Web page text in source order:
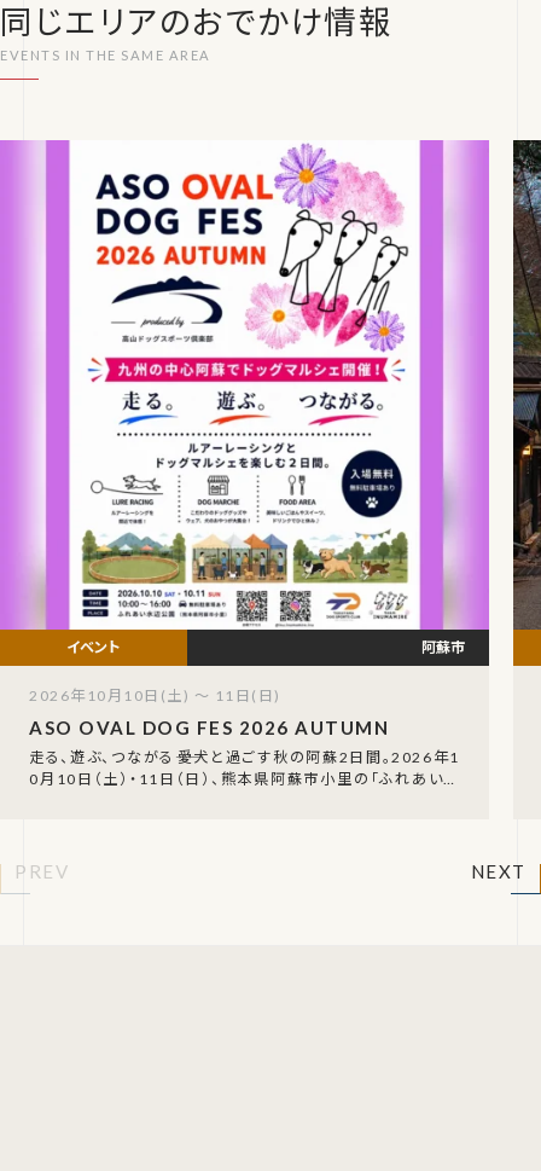
同じエリアのおでかけ情報
ASO OVAL DOG FES 2026 AUTUMN
走る、遊ぶ、つながる――愛犬と過ごす秋の阿蘇2日間。2026年1
0月10日（土）・11日（日）、熊本県阿蘇市小里の「ふれあい水
阿蘇市
2026年10月10日(土) ～ 11日(日)
PREV NEXT